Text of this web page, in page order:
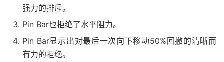
强力的排斥。
Pin Bar也拒绝了水平阻力。
Pin Bar显示出对最后一次向下移动50%回撤的清晰而
有力的拒绝。